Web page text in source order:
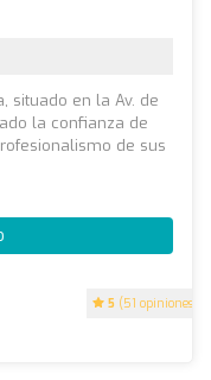
5 (51 opiniones)
situado en la Av. de
la confianza de
de sus